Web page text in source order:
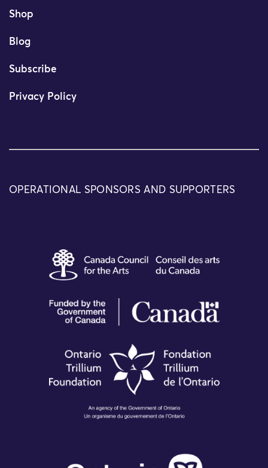
Shop
Blog
Subscribe
Privacy Policy
OPERATIONAL SPONSORS AND SUPPORTERS